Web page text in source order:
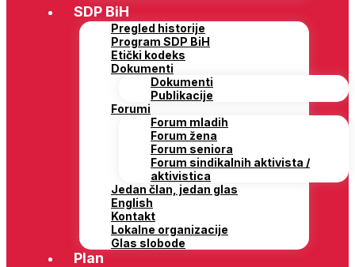
SDP BiH
Pregled historije
Program SDP BiH
Etički kodeks
Dokumenti
Dokumenti
Publikacije
Forumi
Forum mladih
Forum žena
Forum seniora
Forum sindikalnih aktivista /
aktivistica
Jedan član, jedan glas
English
Kontakt
Lokalne organizacije
Glas slobode
Plan